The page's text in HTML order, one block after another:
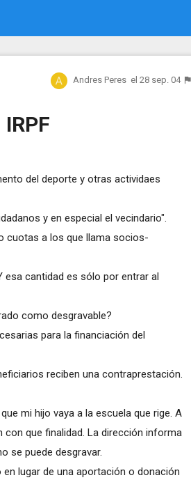
Andres Peres el 28 sep. 04
del deporte y otras actividaes
y en especial el vecindario".
cuotas a los que llama socios-
esa cantidad es sólo por entrar al
como desgravable?
para la financiación del
reciben una contraprestación.
mi hijo vaya a la escuela que rige. A
que finalidad. La dirección informa
se puede desgravar.
lugar de una aportación o donación